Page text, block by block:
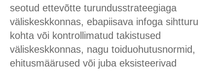
seotud ettevõtte turundusstrateegiaga
väliskeskkonnas, ebapiisava infoga sihtturu
kohta või kontrollimatud takistused
väliskeskkonnas, nagu toiduohutusnormid,
ehitusmäärused või juba eksisteerivad